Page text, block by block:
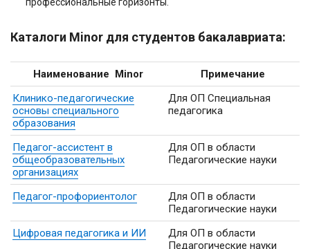
Каталоги Minor для студентов бакалавриата:
Наименование Minor
Примечание
Клинико-педагогические
основы специального
образования
Для ОП Специальная
педагогика
Педагог-ассистент в
общеобразовательных
организациях
Для ОП в области
Педагогические науки
Педагог-профориентолог
Для ОП в области
Педагогические науки
Цифровая педагогика и ИИ
Для ОП в области
Педагогические науки